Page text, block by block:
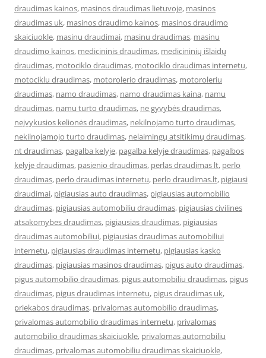
draudimas kainos, masinos draudimas lietuvoje, masinos
draudimas uk, masinos draudimo kainos, masinos draudimo
skaiciuokle, masinu draudimai, masinu draudimas, masinu
draudimo kainos, medicininis draudimas, medicininių išlaidų
draudimas, motociklo draudimas, motociklo draudimas internetu,
motociklu draudimas, motorolerio draudimas, motoroleriu
draudimas, namo draudimas, namo draudimas kaina, namu
draudimas, namu turto draudimas, ne gyvybės draudimas,
neįvykusios kelionės draudimas, nekilnojamo turto draudimas,
nekilnojamojo turto draudimas, nelaimingų atsitikimų draudimas,
nt draudimas, pagalba kelyje, pagalba kelyje draudimas, pagalbos
kelyje draudimas, pasienio draudimas, perlas draudimas lt, perlo
draudimas, perlo draudimas internetu, perlo draudimas.lt, pigiausi
draudimai, pigiausias auto draudimas, pigiausias automobilio
draudimas, pigiausias automobiliu draudimas, pigiausias civilines
atsakomybes draudimas, pigiausias draudimas, pigiausias
draudimas automobiliui, pigiausias draudimas automobiliui
internetu, pigiausias draudimas internetu, pigiausias kasko
draudimas, pigiausias masinos draudimas, pigus auto draudimas,
pigus automobilio draudimas, pigus automobiliu draudimas, pigus
draudimas, pigus draudimas internetu, pigus draudimas uk,
priekabos draudimas, privalomas automobilio draudimas,
privalomas automobilio draudimas internetu, privalomas
automobilio draudimas skaiciuokle, privalomas automobiliu
draudimas, privalomas automobiliu draudimas skaiciuokle,